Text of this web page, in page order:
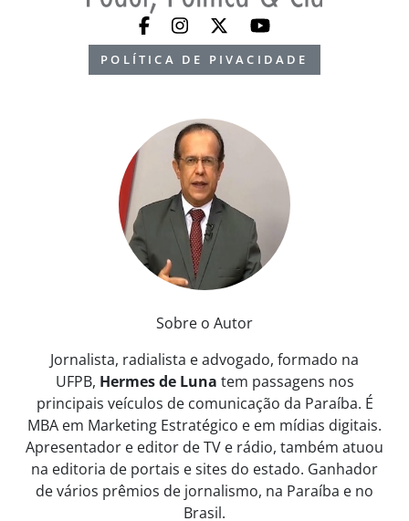
POLÍTICA DE PIVACIDADE
Sobre o Autor
Jornalista, radialista e advogado, formado na
UFPB, Hermes de Luna tem passagens nos
principais veículos de comunicação da Paraíba. É
MBA em Marketing Estratégico e em mídias digitais.
Apresentador e editor de TV e rádio, também atuou
na editoria de portais e sites do estado. Ganhador
de vários prêmios de jornalismo, na Paraíba e no
Brasil.